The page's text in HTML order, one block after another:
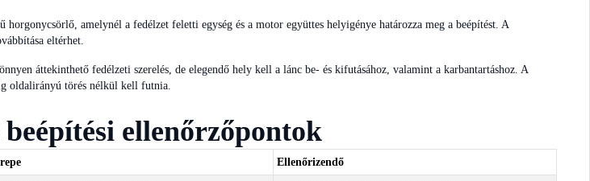
amelynél a fedélzet feletti egység és a motor együttes helyigénye határozza meg a beépítést. A
eltérhet.
áttekinthető fedélzeti szerelés, de elegendő hely kell a lánc be- és kifutásához, valamint a karbantartáshoz. A
oldalirányú törés nélkül kell futnia.
ellenőrzőpontok
Ellenőrizendő